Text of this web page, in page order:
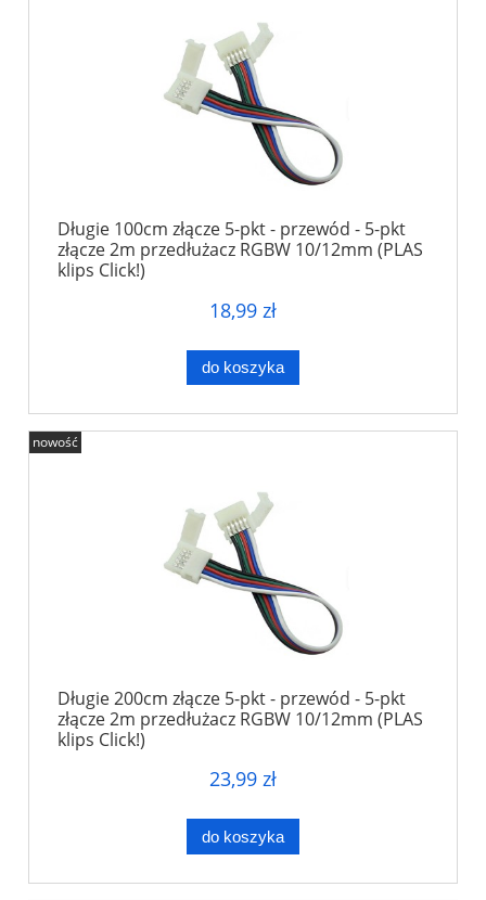
Długie 100cm złącze 5-pkt - przewód - 5-pkt
złącze 2m przedłużacz RGBW 10/12mm (PLAS
klips Click!)
18,99 zł
do koszyka
Długie 200cm złącze 5-pkt - przewód - 5-pkt
złącze 2m przedłużacz RGBW 10/12mm (PLAS
klips Click!)
23,99 zł
do koszyka
nowość